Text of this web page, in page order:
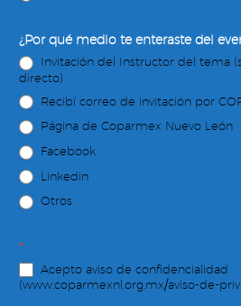
¿Por qué medio te enteraste del
Invitación del Instructor del tema
directo)
Recibí correo de invitación por
Página de Coparmex Nuevo León
Facebook
Linkedin
Otros
*
Acepto aviso de confidencialidad
(www.coparmexnl.org.mx/aviso-de-